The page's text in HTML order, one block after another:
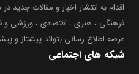
اقدام به انتشار اخبار و مقالات
فرهنگی ، هنری ، اقتصادی ، ورزشی و
عرصه اطلاع رسانی بتواند پیشتاز و
شبکه های اجتماعی